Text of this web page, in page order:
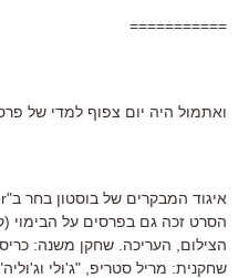
===========
ואתמול היה יום צפוף למדי של
הסרט זכה גם בפרסים על הבימוי
הצילום, העריכה. שחקן משנה:
שחקנית: מריל סטריפ, "ג'ולי